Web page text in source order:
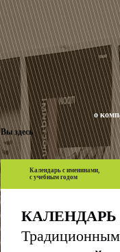
о
Вы здесь
Календарь с именинами,
с учебным годом